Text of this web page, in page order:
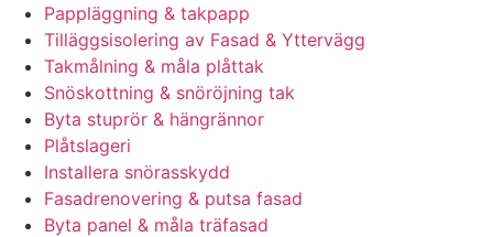
Pappläggning & takpapp
Tilläggsisolering av Fasad & Yttervägg
Takmålning & måla plåttak
Snöskottning & snöröjning tak
Byta stuprör & hängrännor
Plåtslageri
Installera snörasskydd
Fasadrenovering & putsa fasad
Byta panel & måla träfasad